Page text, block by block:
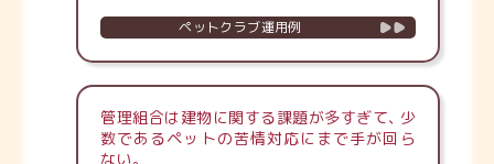
ペットクラブ運用例
管理組合は建物に関する課題が多すぎて、少
数であるペットの苦情対応にまで手が回ら
ない。